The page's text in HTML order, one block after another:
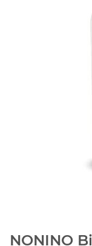
NONINO